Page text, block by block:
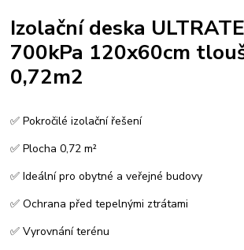
Izolační deska
700kPa 120x60cm
0,72m2
✅ Pokročilé izolační řešení
✅ Plocha 0,72 m²
✅ Ideální pro obytné a veřejné budovy
✅ Ochrana před tepelnými ztrátami
✅ Vyrovnání terénu